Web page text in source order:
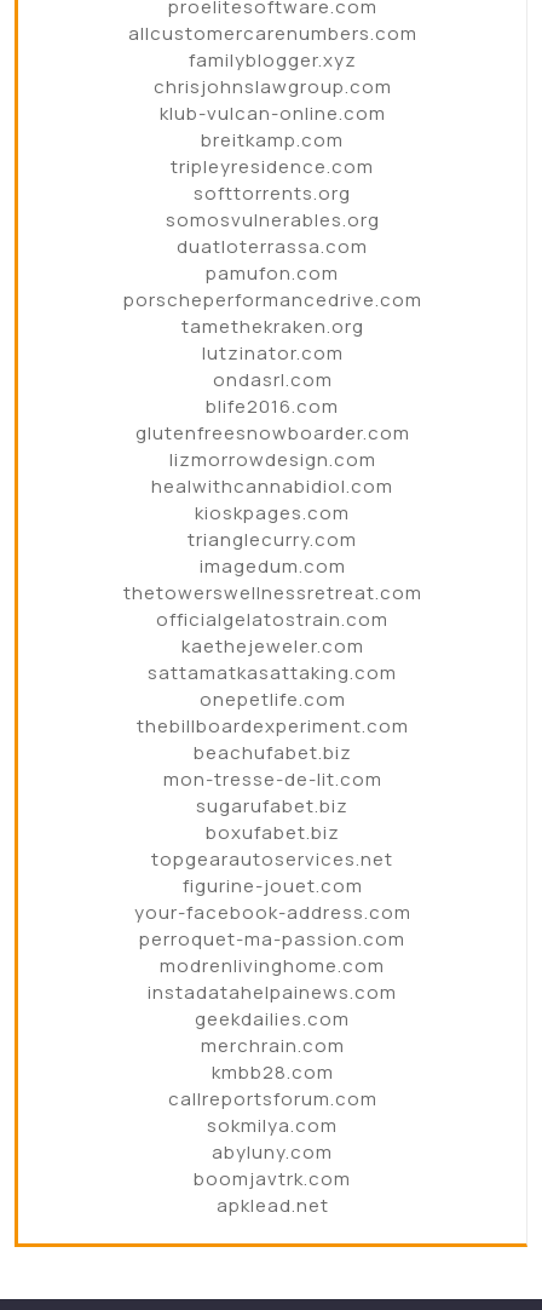
proelitesoftware.com
allcustomercarenumbers.com
familyblogger.xyz
chrisjohnslawgroup.com
klub-vulcan-online.com
breitkamp.com
tripleyresidence.com
softtorrents.org
somosvulnerables.org
duatloterrassa.com
pamufon.com
porscheperformancedrive.com
tamethekraken.org
lutzinator.com
ondasrl.com
blife2016.com
glutenfreesnowboarder.com
lizmorrowdesign.com
healwithcannabidiol.com
kioskpages.com
trianglecurry.com
imagedum.com
thetowerswellnessretreat.com
officialgelatostrain.com
kaethejeweler.com
sattamatkasattaking.com
onepetlife.com
thebillboardexperiment.com
beachufabet.biz
mon-tresse-de-lit.com
sugarufabet.biz
boxufabet.biz
topgearautoservices.net
figurine-jouet.com
your-facebook-address.com
perroquet-ma-passion.com
modrenlivinghome.com
instadatahelpainews.com
geekdailies.com
merchrain.com
kmbb28.com
callreportsforum.com
sokmilya.com
abyluny.com
boomjavtrk.com
apklead.net